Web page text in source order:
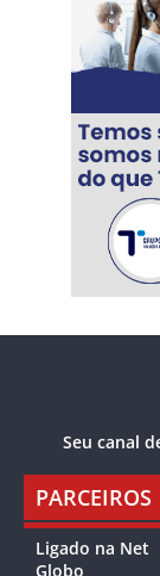
Seu canal
PARCEIROS
Ligado na Net
Globo